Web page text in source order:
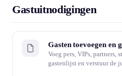
Gastuitnodigingen
Gasten toevoegen en
Voeg pers, VIPs, partners,
gastenlijst en verstuur de